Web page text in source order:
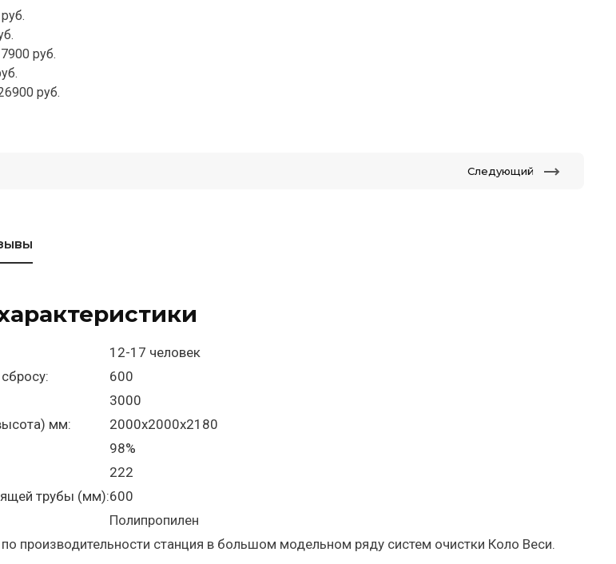
руб.
руб.
Следующий
12-17 человек
600
3000
мм:
2000х2000х2180
98%
222
трубы (мм):600
Полипропилен
производительности станция в большом модельном ряду систем очистки Коло Веси.